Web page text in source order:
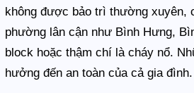
không được bảo trì thường xuyên,
phường lân cận như Bình Hưng,
block hoặc thậm chí là cháy nổ.
hưởng đến an toàn của cả gia đình.